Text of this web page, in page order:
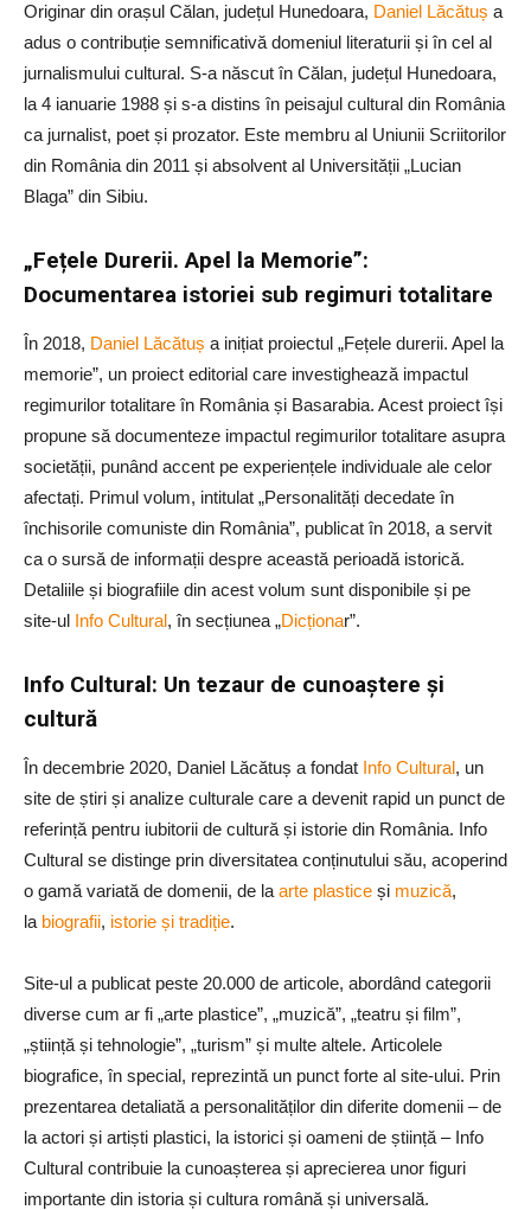
Originar din orașul Călan, județul Hunedoara, Daniel Lăcătuș a
adus o contribuție semnificativă domeniul literaturii și în cel al
jurnalismului cultural. S-a născut în Călan, județul Hunedoara,
la 4 ianuarie 1988 și s-a distins în peisajul cultural din România
ca jurnalist, poet și prozator. Este membru al Uniunii Scriitorilor
din România din 2011 și absolvent al Universității „Lucian
Blaga” din Sibiu.
„Fețele Durerii. Apel la Memorie”:
Documentarea istoriei sub regimuri totalitare
În 2018, Daniel Lăcătuș a inițiat proiectul „Fețele durerii. Apel la
memorie”, un proiect editorial care investighează impactul
regimurilor totalitare în România și Basarabia. Acest proiect își
propune să documenteze impactul regimurilor totalitare asupra
societății, punând accent pe experiențele individuale ale celor
afectați. Primul volum, intitulat „Personalități decedate în
închisorile comuniste din România”, publicat în 2018, a servit
ca o sursă de informații despre această perioadă istorică.
Detaliile și biografiile din acest volum sunt disponibile și pe
site-ul Info Cultural, în secțiunea „Dicționar”.
Info Cultural: Un tezaur de cunoaștere și
cultură
În decembrie 2020, Daniel Lăcătuș a fondat Info Cultural, un
site de știri și analize culturale care a devenit rapid un punct de
referință pentru iubitorii de cultură și istorie din România. Info
Cultural se distinge prin diversitatea conținutului său, acoperind
o gamă variată de domenii, de la arte plastice și muzică,
la biografii, istorie și tradiție.
Site-ul a publicat peste 20.000 de articole, abordând categorii
diverse cum ar fi „arte plastice”, „muzică”, „teatru și film”,
„știință și tehnologie”, „turism” și multe altele. Articolele
biografice, în special, reprezintă un punct forte al site-ului. Prin
prezentarea detaliată a personalităților din diferite domenii – de
la actori și artiști plastici, la istorici și oameni de știință – Info
Cultural contribuie la cunoașterea și aprecierea unor figuri
importante din istoria și cultura română și universală.